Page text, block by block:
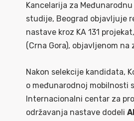
Kancelarija za
studije, Beograd objavljuje
nastave kroz KA 131
(Crna Gora), objavljenom na
Nakon selekcije kandidata,
o međunarodnoj mobilnosti
Internacionalni centar za
održavanja nastave dodeli